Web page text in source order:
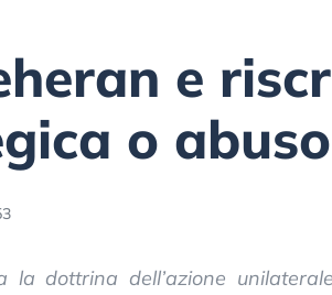
e
o
la dottrina dell’azione